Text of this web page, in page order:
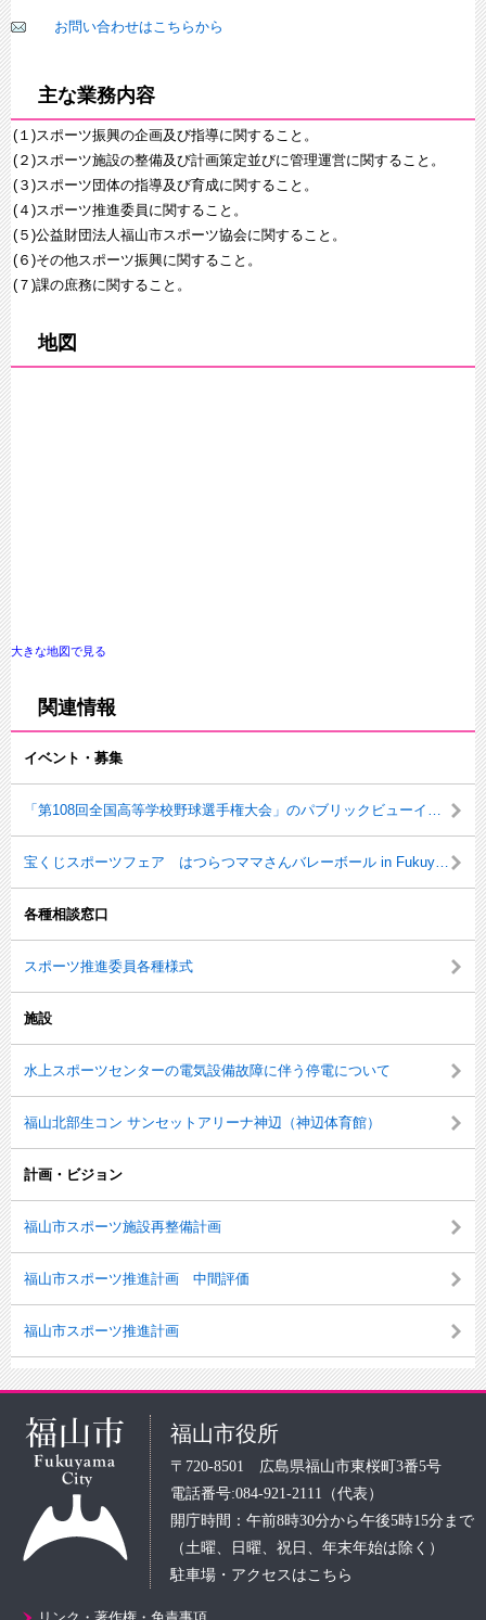
お問い合わせはこちらから
主な業務内容
(１)スポーツ振興の企画及び指導に関すること。
(２)スポーツ施設の整備及び計画策定並びに管理運営に関すること。
(３)スポーツ団体の指導及び育成に関すること。
(４)スポーツ推進委員に関すること。
(５)公益財団法人福山市スポーツ協会に関すること。
(６)その他スポーツ振興に関すること。
(７)課の庶務に関すること。
地図
大きな地図で見る
関連情報
イベント・募集
「第108回全国高等学校野球選手権大会」のパブリックビューイングの実施について
宝くじスポーツフェア はつらつママさんバレーボール in Fukuyamaを開催しました！
各種相談窓口
スポーツ推進委員各種様式
施設
水上スポーツセンターの電気設備故障に伴う停電について
福山北部生コン サンセットアリーナ神辺（神辺体育館）
計画・ビジョン
福山市スポーツ施設再整備計画
福山市スポーツ推進計画 中間評価
福山市スポーツ推進計画
福山市役所
〒720-8501 広島県福山市東桜町3番5号
電話番号:084-921-2111（代表）
開庁時間：午前8時30分から午後5時15分まで
（土曜、日曜、祝日、年末年始は除く）
駐車場・アクセスはこちら